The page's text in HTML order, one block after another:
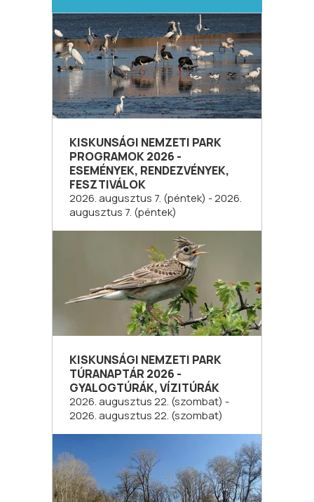
KISKUNSÁGI NEMZETI PARK
PROGRAMOK 2026 -
ESEMÉNYEK, RENDEZVÉNYEK,
FESZTIVÁLOK
2026. augusztus 7. (péntek) - 2026.
augusztus 7. (péntek)
KISKUNSÁGI NEMZETI PARK
TÚRANAPTÁR 2026 -
GYALOGTÚRÁK, VÍZITÚRÁK
2026. augusztus 22. (szombat) -
2026. augusztus 22. (szombat)